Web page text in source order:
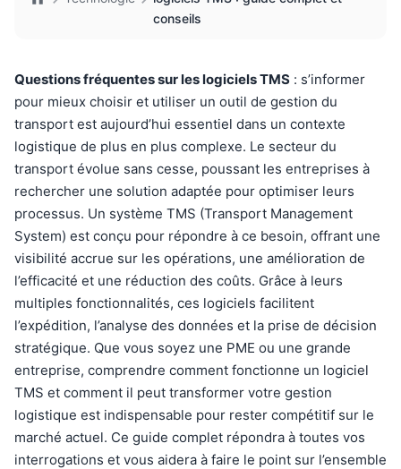
conseils
Questions fréquentes sur les logiciels TMS : s’informer
pour mieux choisir et utiliser un outil de gestion du
transport est aujourd’hui essentiel dans un contexte
logistique de plus en plus complexe. Le secteur du
transport évolue sans cesse, poussant les entreprises à
rechercher une solution adaptée pour optimiser leurs
processus. Un système TMS (Transport Management
System) est conçu pour répondre à ce besoin, offrant une
visibilité accrue sur les opérations, une amélioration de
l’efficacité et une réduction des coûts. Grâce à leurs
multiples fonctionnalités, ces logiciels facilitent
l’expédition, l’analyse des données et la prise de décision
stratégique. Que vous soyez une PME ou une grande
entreprise, comprendre comment fonctionne un logiciel
TMS et comment il peut transformer votre gestion
logistique est indispensable pour rester compétitif sur le
marché actuel. Ce guide complet répondra à toutes vos
interrogations et vous aidera à faire le point sur l’ensemble